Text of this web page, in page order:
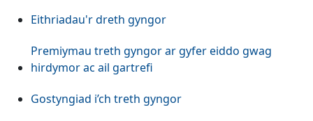
Eithriadau'r dreth gyngor
Premiymau treth gyngor ar gyfer eiddo gwag
hirdymor ac ail gartrefi
Gostyngiad i’ch treth gyngor